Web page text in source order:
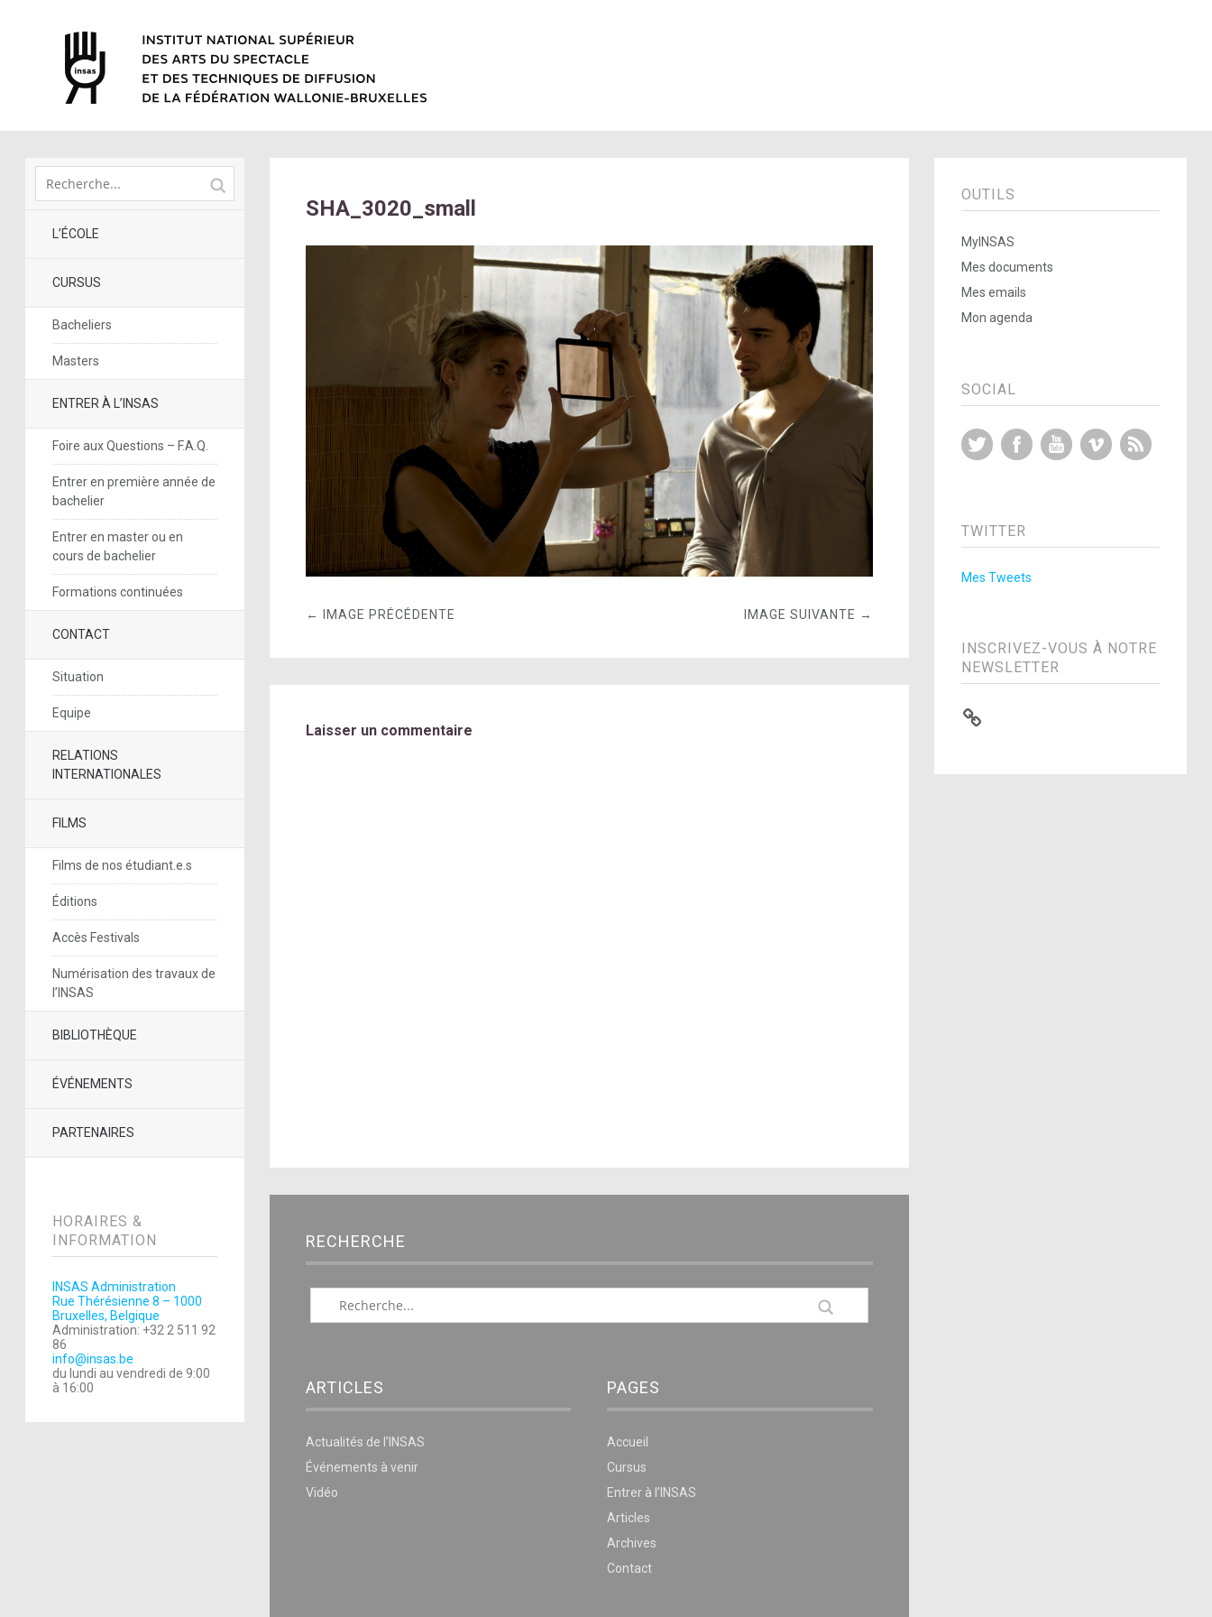
L’ÉCOLE
CURSUS
Bacheliers
Masters
ENTRER À L’INSAS
Foire aux Questions – F.A.Q.
Entrer en première année de
bachelier
Entrer en master ou en
cours de bachelier
Formations continuées
CONTACT
Situation
Equipe
RELATIONS
INTERNATIONALES
FILMS
Films de nos étudiant.e.s
Éditions
Accès Festivals
Numérisation des travaux de
l’INSAS
BIBLIOTHÈQUE
ÉVÉNEMENTS
PARTENAIRES
HORAIRES &
INFORMATION
INSAS Administration
Rue Thérésienne 8 – 1000
Bruxelles, Belgique
Administration: +32 2 511 92
86
info@insas.be
du lundi au vendredi de 9:00
à 16:00
SHA_3020_small
← IMAGE PRÉCÉDENTE IMAGE SUIVANTE →
Laisser un commentaire
RECHERCHE
ARTICLES
Actualités de l’INSAS
Événements à venir
Vidéo
PAGES
Accueil
Cursus
Entrer à l’INSAS
Articles
Archives
Contact
OUTILS
MyINSAS
Mes documents
Mes emails
Mon agenda
SOCIAL
Twitter FacebookYouTubeVimeo
TWITTER
Mes Tweets
INSCRIVEZ-VOUS À NOTRE
NEWSLETTER